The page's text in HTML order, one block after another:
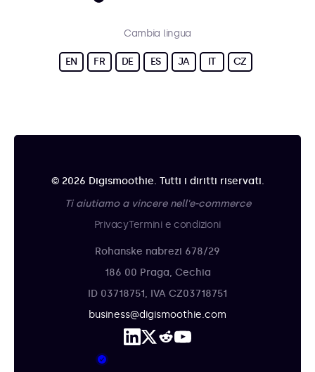
Cambia lingua
EN FR DE ES JA IT CZ
© 2026 Digismoothie. Tutti i diritti riservati.
Ti aiutiamo a vincere nell'e-commerce
PrivacyTermini e condizioni
Rohanske nabrezi 678/29
186 00 Praga, Cechia
ID 03718751, IVA CZ03718751
business@digismoothie.com